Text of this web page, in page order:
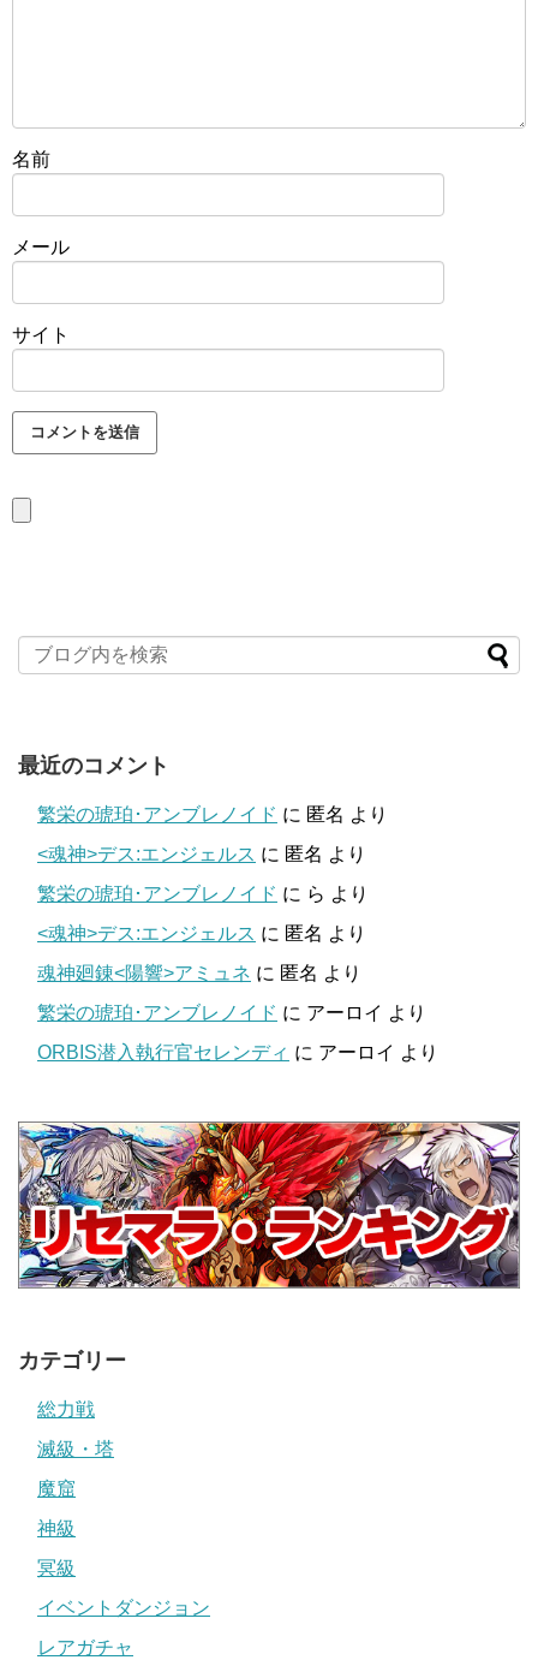
名前
メール
サイト
最近のコメント
繁栄の琥珀･アンブレノイド に 匿名 より
<魂神>デス:エンジェルス に 匿名 より
繁栄の琥珀･アンブレノイド に ら より
<魂神>デス:エンジェルス に 匿名 より
魂神廻錬<陽響>アミュネ に 匿名 より
繁栄の琥珀･アンブレノイド に アーロイ より
ORBIS潜入執行官セレンディ に アーロイ より
カテゴリー
総力戦
滅級・塔
魔窟
神級
冥級
イベントダンジョン
レアガチャ